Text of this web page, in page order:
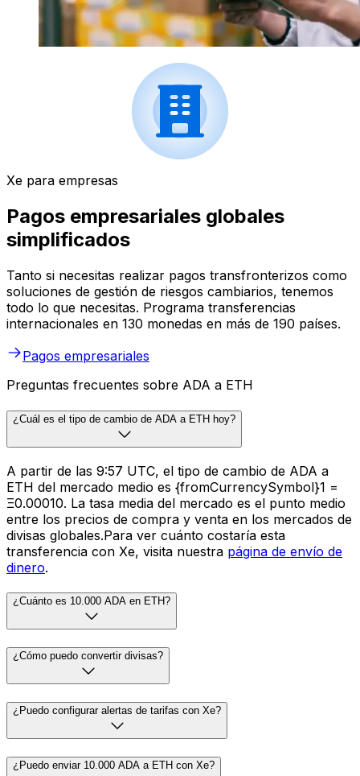
Xe para empresas
Pagos empresariales globales
simplificados
Tanto si necesitas realizar pagos transfronterizos como
soluciones de gestión de riesgos cambiarios, tenemos
todo lo que necesitas. Programa transferencias
internacionales en 130 monedas en más de 190 países.
Pagos empresariales
Preguntas frecuentes sobre ADA a ETH
¿Cuál es el tipo de cambio de ADA a ETH hoy?
A partir de las 9:57 UTC, el tipo de cambio de ADA a
ETH del mercado medio es {fromCurrencySymbol}1 =
Ξ0.00010. La tasa media del mercado es el punto medio
entre los precios de compra y venta en los mercados de
divisas globales.Para ver cuánto costaría esta
transferencia con Xe, visita nuestra página de envío de
dinero.
¿Cuánto es 10.000 ADA en ETH?
¿Cómo puedo convertir divisas?
¿Puedo configurar alertas de tarifas con Xe?
¿Puedo enviar 10.000 ADA a ETH con Xe?